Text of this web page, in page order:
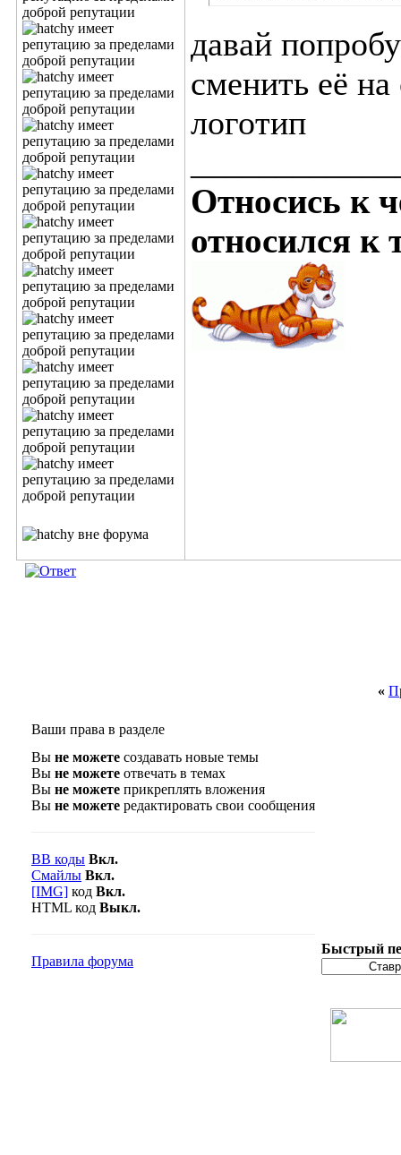
давай
сменить её
логотип
Относись к
относился к
«
Ваши права в разделе
Вы не можете создавать новые темы
Вы не можете отвечать в темах
Вы не можете прикреплять вложения
Вы не можете редактировать свои сообщения
BB коды Вкл.
Смайлы Вкл.
[IMG] код Вкл.
HTML код Выкл.
Правила форума
Быстрый